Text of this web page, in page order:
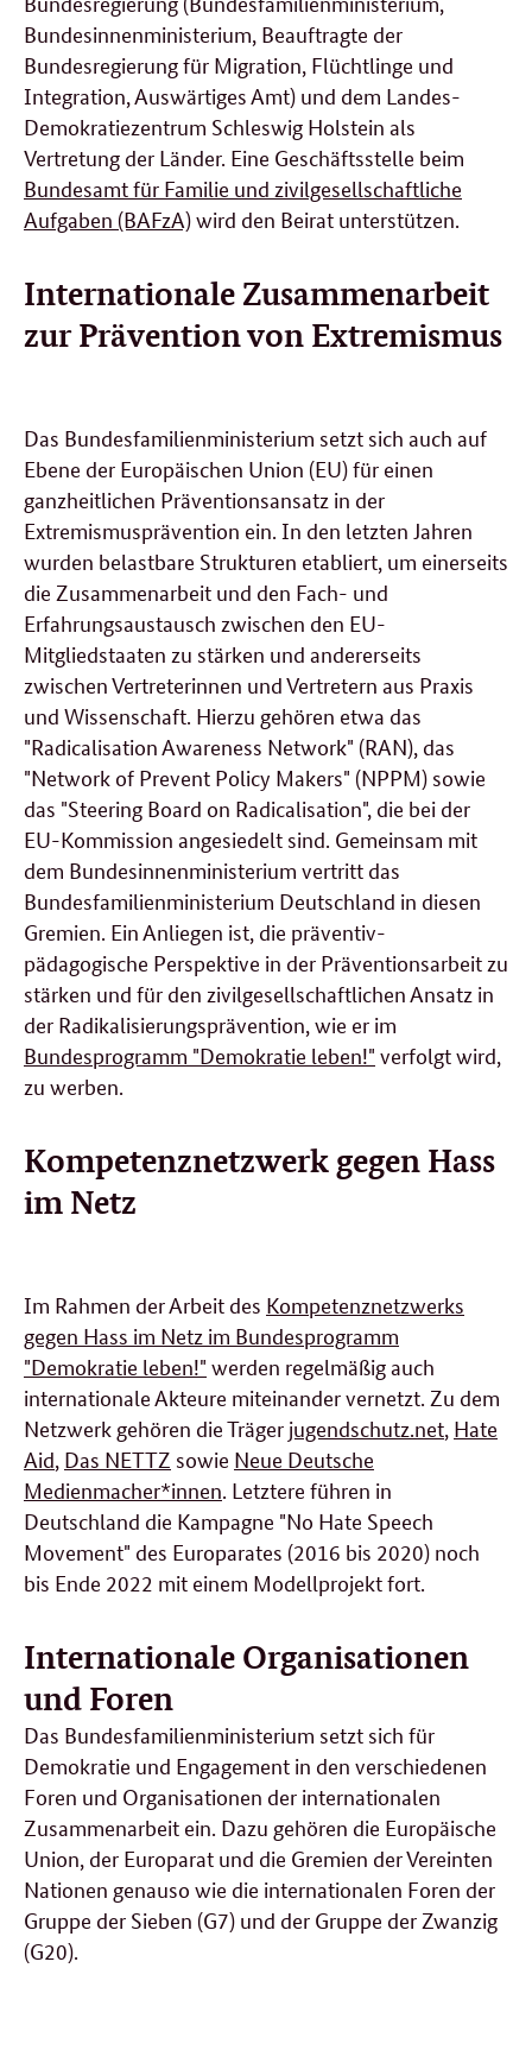
Bundesinnenministerium, Beauftragte der
Bundesregierung für Migration, Flüchtlinge und
Integration, Auswärtiges Amt) und dem Landes-
Demokratiezentrum Schleswig Holstein als
Vertretung der Länder. Eine Geschäftsstelle beim
Bundesamt für Familie und zivilgesellschaftliche
Aufgaben (BAFzA)wird den Beirat unterstützen.
Internationale Zusammenarbeit
zur Prävention von Extremismus
Das Bundesfamilienministerium setzt sich auch auf
Ebene der Europäischen Union (EU) für einen
ganzheitlichen Präventionsansatz in der
Extremismusprävention ein. In den letzten Jahren
wurden belastbare Strukturen etabliert, um einerseits
die Zusammenarbeit und den Fach- und
Erfahrungsaustausch zwischen den EU-
Mitgliedstaaten zu stärken und andererseits
zwischen Vertreterinnen und Vertretern aus Praxis
und Wissenschaft. Hierzu gehören etwa das
"Radicalisation Awareness Network" (RAN), das
"Network of Prevent Policy Makers" (NPPM) sowie
das "Steering Board on Radicalisation", die bei der
EU-Kommission angesiedelt sind. Gemeinsam mit
dem Bundesinnenministerium vertritt das
Bundesfamilienministerium Deutschland in diesen
Gremien. Ein Anliegen ist, die präventiv-
pädagogische Perspektive in der Präventionsarbeit zu
stärken und für den zivilgesellschaftlichen Ansatz in
der Radikalisierungsprävention, wie er im
Bundesprogramm "Demokratie leben!" verfolgt wird,
zu werben.
Kompetenznetzwerk gegen Hass
im Netz
Im Rahmen der Arbeit des Kompetenznetzwerks
gegen Hass im Netz im Bundesprogramm
"Demokratie leben!" werden regelmäßig auch
internationale Akteure miteinander vernetzt. Zu dem
Netzwerk gehören die Träger jugendschutz.net, Hate
Aid, Das NETTZ sowie Neue Deutsche
Medienmacher*innen. Letztere führen in
Deutschland die Kampagne "No Hate Speech
Movement" des Europarates (2016 bis 2020) noch
bis Ende 2022 mit einem Modellprojekt fort.
Internationale Organisationen
und Foren
Das Bundesfamilienministerium setzt sich für
Demokratie und Engagement in den verschiedenen
Foren und Organisationen der internationalen
Zusammenarbeit ein. Dazu gehören die Europäische
Union, der Europarat und die Gremien der Vereinten
Nationen genauso wie die internationalen Foren der
Gruppe der Sieben (G7) und der Gruppe der Zwanzig
(G20).